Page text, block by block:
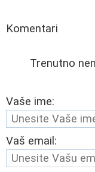
Komentari
Trenutno
Vaše ime:
Vaš email: